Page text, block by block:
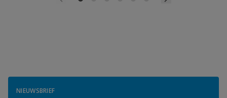
NIEUWSBRIEF